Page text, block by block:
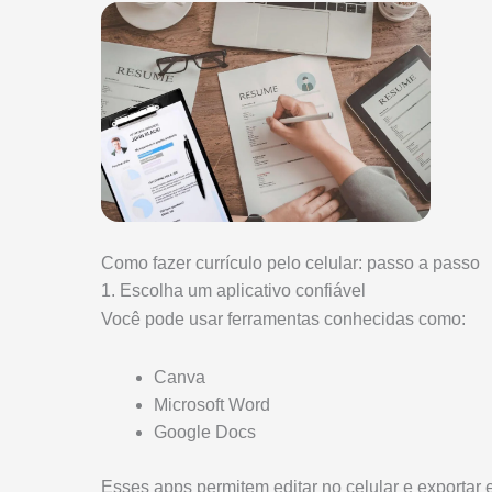
Como fazer currículo pelo celular: passo a passo
1. Escolha um aplicativo confiável
Você pode usar ferramentas conhecidas como:
Canva
Microsoft Word
Google Docs
Esses apps permitem editar no celular e exportar